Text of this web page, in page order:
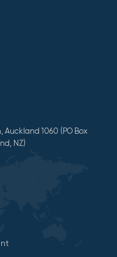
1060 (PO Box
NZ)